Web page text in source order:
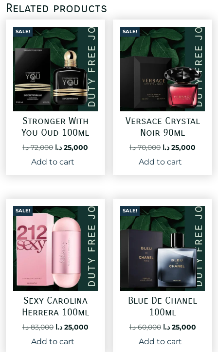
Related products
SALE!
Stronger With
You Oud 100ml
72,000 د.ا
Original
price
25,000 د.ا
Add to cart
SALE!
Versace Crystal
Noir 90ml
70,000 د.ا
Original
price
25,000 د.ا
Add to cart
SALE!
Sexy Carolina
Herrera 100ml
83,000 د.ا
Original
price
was:
25,000 د.ا
Current
Add to cart
SALE!
Blue De Chanel
100ml
60,000 د.ا
Original
price
was:
25,000 د.ا
Add to cart